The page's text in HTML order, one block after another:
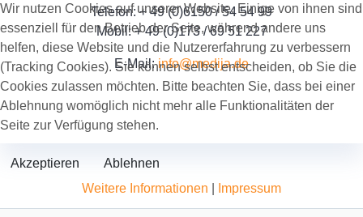
Telefon: + 49 (0)6150 / 54 54 99
Mobil: + 49 (0)173 / 69 51 227
E-Mail:info@medija.de
Wir nutzen Cookies auf unserer Website. Einige von ihnen sind
essenziell für den Betrieb der Seite, während andere uns
helfen, diese Website und die Nutzererfahrung zu verbessern
(Tracking Cookies). Sie können selbst entscheiden, ob Sie die
Cookies zulassen möchten. Bitte beachten Sie, dass bei einer
Ablehnung womöglich nicht mehr alle Funktionalitäten der
Seite zur Verfügung stehen.
Akzeptieren
Ablehnen
Weitere Informationen
Impressum